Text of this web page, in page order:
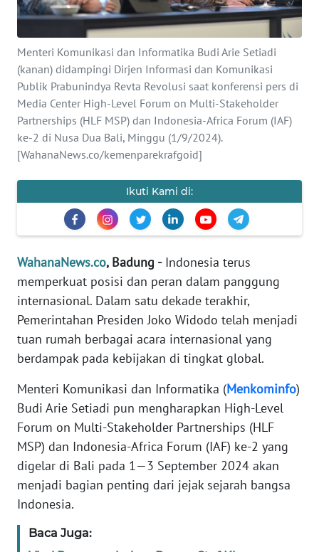
Menteri Komunikasi dan Informatika Budi Arie Setiadi
(kanan) didampingi Dirjen Informasi dan Komunikasi
Publik Prabunindya Revta Revolusi saat konferensi pers di
Media Center High-Level Forum on Multi-Stakeholder
Partnerships (HLF MSP) dan Indonesia-Africa Forum (IAF)
ke-2 di Nusa Dua Bali, Minggu (1/9/2024).
[WahanaNews.co/kemenparekrafgoid]
Ikuti Kami di:
WahanaNews.co, Badung -Indonesia terus
memperkuat posisi dan peran dalam panggung
internasional. Dalam satu dekade terakhir,
Pemerintahan Presiden Joko Widodo telah menjadi
tuan rumah berbagai acara internasional yang
berdampak pada kebijakan di tingkat global.
Menteri Komunikasi dan Informatika (Menkominfo)
Budi Arie Setiadi pun mengharapkan High-Level
Forum on Multi-Stakeholder Partnerships (HLF
MSP) dan Indonesia-Africa Forum (IAF) ke-2 yang
digelar di Bali pada 1—3 September 2024 akan
menjadi bagian penting dari jejak sejarah bangsa
Indonesia.
Baca Juga:
SERBA-SERBI
PENDIDIKAN
OLAHRAGA
OPINI
Informasi
INDEKS
KONTAK
KAMI
INFO
IKLAN
TENTANG
KAMI
PEDOMAN
MEDIA
SIBER